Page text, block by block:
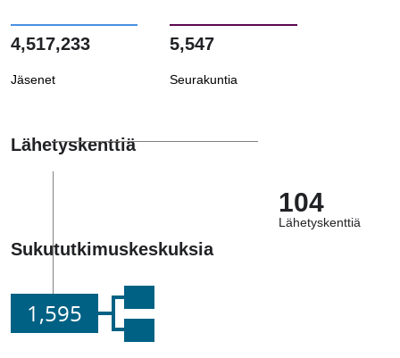
4,517,233
Jäsenet
5,547
Seurakuntia
Lähetyskenttiä
104
Lähetyskenttiä
Sukututkimuskeskuksia
1,595